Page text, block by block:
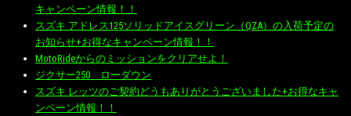
キャンペーン情報！！
スズキ アドレス125ソリッドアイスグリーン（QZA）の入荷予定の
お知らせ+お得なキャンペーン情報！！
MotoRideからのミッションをクリアせよ！
ジクサー250 ローダウン
スズキ レッツのご契約どうもありがとうございました+お得なキャ
ンペーン情報！！